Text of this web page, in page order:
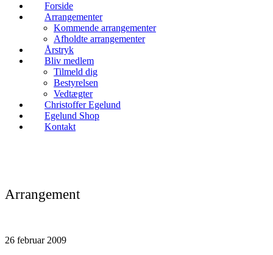
Forside
Arrangementer
Kommende arrangementer
Afholdte arrangementer
Årstryk
Bliv medlem
Tilmeld dig
Bestyrelsen
Vedtægter
Christoffer Egelund
Egelund Shop
Kontakt
Arrangement
26 februar 2009